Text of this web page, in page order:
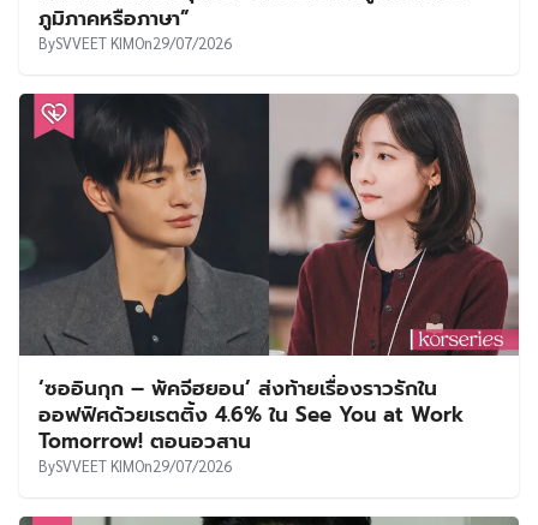
ภูมิภาคหรือภาษา”
BySVVEET KIMOn29/07/2026
‘ซออินกุก – พัคจีฮยอน’ ส่งท้ายเรื่องราวรักใน
ออฟฟิศด้วยเรตติ้ง 4.6% ใน See You at Work
Tomorrow! ตอนอวสาน
BySVVEET KIMOn29/07/2026